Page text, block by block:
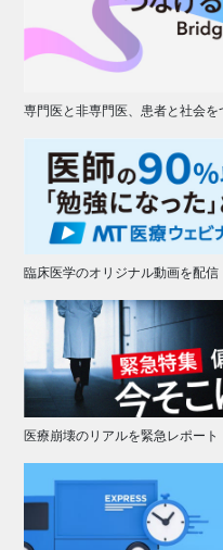
専門医と非専門医、患者と社会
臨床医学のオリジナル動画を配信
医療崩壊のリアルを緊急レポート